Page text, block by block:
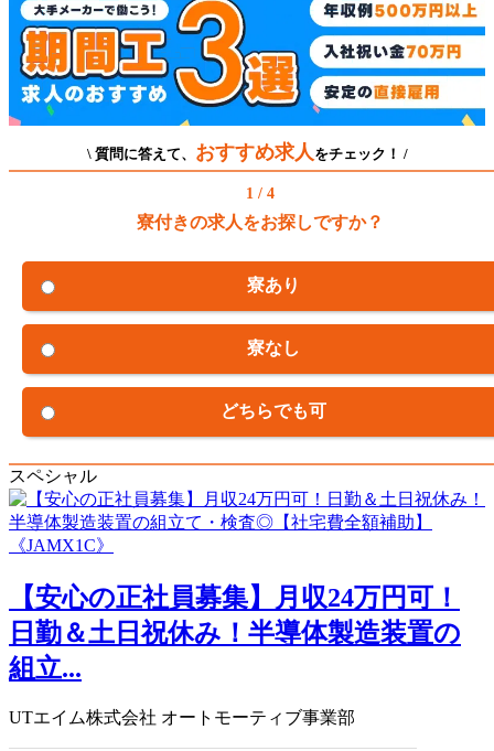
\ 質問に答えて、 おすすめ求人 をチェック！ /
1 / 4
寮付きの求人をお探しですか？
寮あり
寮なし
どちらでも可
スペシャル
【安心の正社員募集】月収24万円可！
日勤＆土日祝休み！半導体製造装置の
組立...
UTエイム株式会社 オートモーティブ事業部